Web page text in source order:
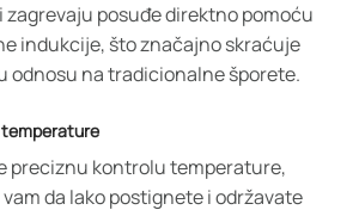
posuđe direktno pomoću
indukcije, što značajno skraćuje
odnosu na tradicionalne šporete.
preciznu kontrolu temperature,
da lako postignete i održavate